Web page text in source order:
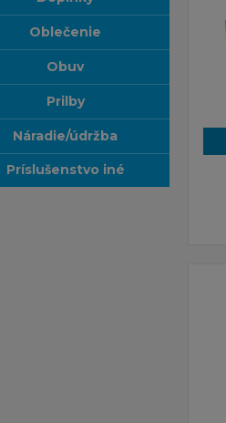
oblečenie
obuv
prilby
náradie/údržba
príslušenstvo iné